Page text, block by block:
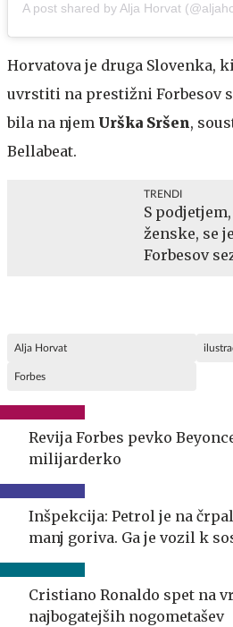
A post shared by Alja Horvat
Horvatova je druga Slovenka,
uvrstiti na prestižni Forbesov
bila na njem Urška Sršen,
Bellabeat.
TRENDI
S
ženske, se
Forbesov
Alja Horvat
Forbes
Revija Forbes pevko
milijarderko
Inšpekcija: Petrol je na
manj goriva. Ga je vozil k
Cristiano Ronaldo spet na
najbogatejših nogometašev